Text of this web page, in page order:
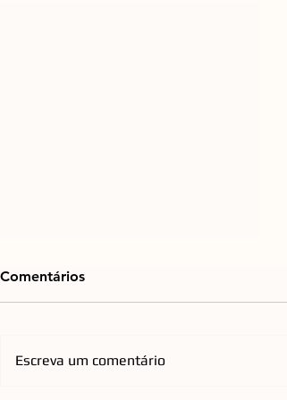
Comentários
Escreva um comentário